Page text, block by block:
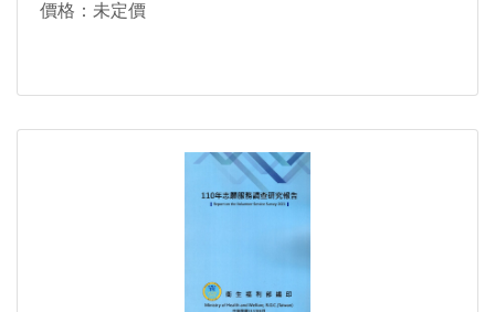
價格：未定價